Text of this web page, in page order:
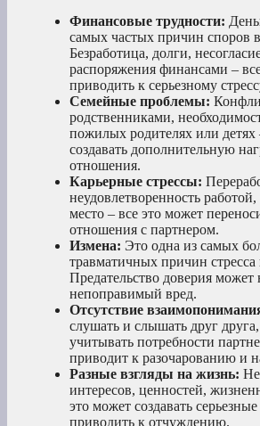
Финансовые трудности:
самых частых причин споров
Безработица, долги,
распоряжения финансами –
приводить к серьезному
Семейные проблемы:
родственниками,
пожилых родителях или детях
создавать дополнительную
отношения.
Карьерные стрессы:
неудовлетворенность работой,
место – все это может
отношения с партнером.
Измена: Это одна из самых
травматичных причин
Предательство доверия может
непоправимый вред.
Отсутствие
слушать и слышать друг
учитывать потребности
приводит к разочарованию и
Разные взгляды на жизнь:
интересов, ценностей,
это может создавать
приводить к отчуждению.